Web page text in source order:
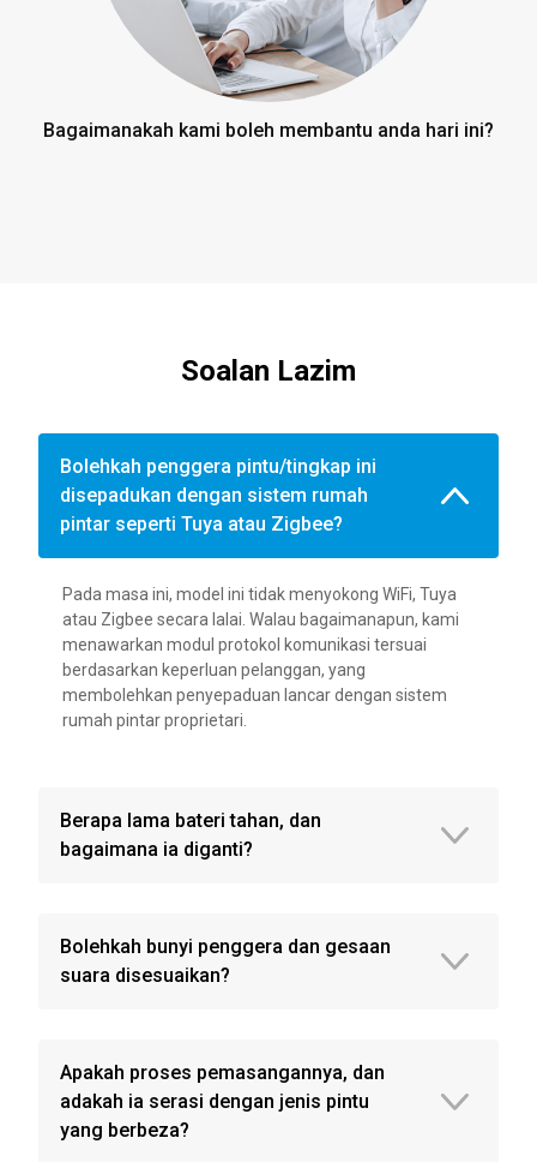
Bagaimanakah kami boleh membantu anda hari ini?
Soalan Lazim
Bolehkah penggera pintu/tingkap ini
disepadukan dengan sistem rumah
pintar seperti Tuya atau Zigbee?
Pada masa ini, model ini tidak menyokong WiFi, Tuya
atau Zigbee secara lalai. Walau bagaimanapun, kami
menawarkan modul protokol komunikasi tersuai
berdasarkan keperluan pelanggan, yang
membolehkan penyepaduan lancar dengan sistem
rumah pintar proprietari.
Berapa lama bateri tahan, dan
bagaimana ia diganti?
Bolehkah bunyi penggera dan gesaan
suara disesuaikan?
Apakah proses pemasangannya, dan
adakah ia serasi dengan jenis pintu
yang berbeza?